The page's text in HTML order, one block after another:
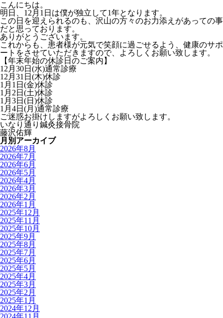
こんにちは。
明日、12月1日は僕が独立して1年となります。
この日を迎えられるのも、沢山の方々のお力添えがあっての事
だと思っております。
ありがとうございます。
これからも、患者様が元気で笑顔に過ごせるよう、健康のサポ
ートをさせていただきますので、よろしくお願い致します。
【年末年始の休診日のご案内】
12月30日(水)通常診療
12月31日(木)休診
1月1日(金)休診
1月2日(土)休診
1月3日(日)休診
1月4日(月)通常診療
ご迷惑お掛けしますがよろしくお願い致します。
いなり通り鍼灸接骨院
藤沢佑輝
月別アーカイブ
2026年8月
2026年7月
2026年6月
2026年5月
2026年4月
2026年3月
2026年2月
2026年1月
2025年12月
2025年11月
2025年10月
2025年9月
2025年8月
2025年7月
2025年6月
2025年5月
2025年4月
2025年3月
2025年2月
2025年1月
2024年12月
2024年11月